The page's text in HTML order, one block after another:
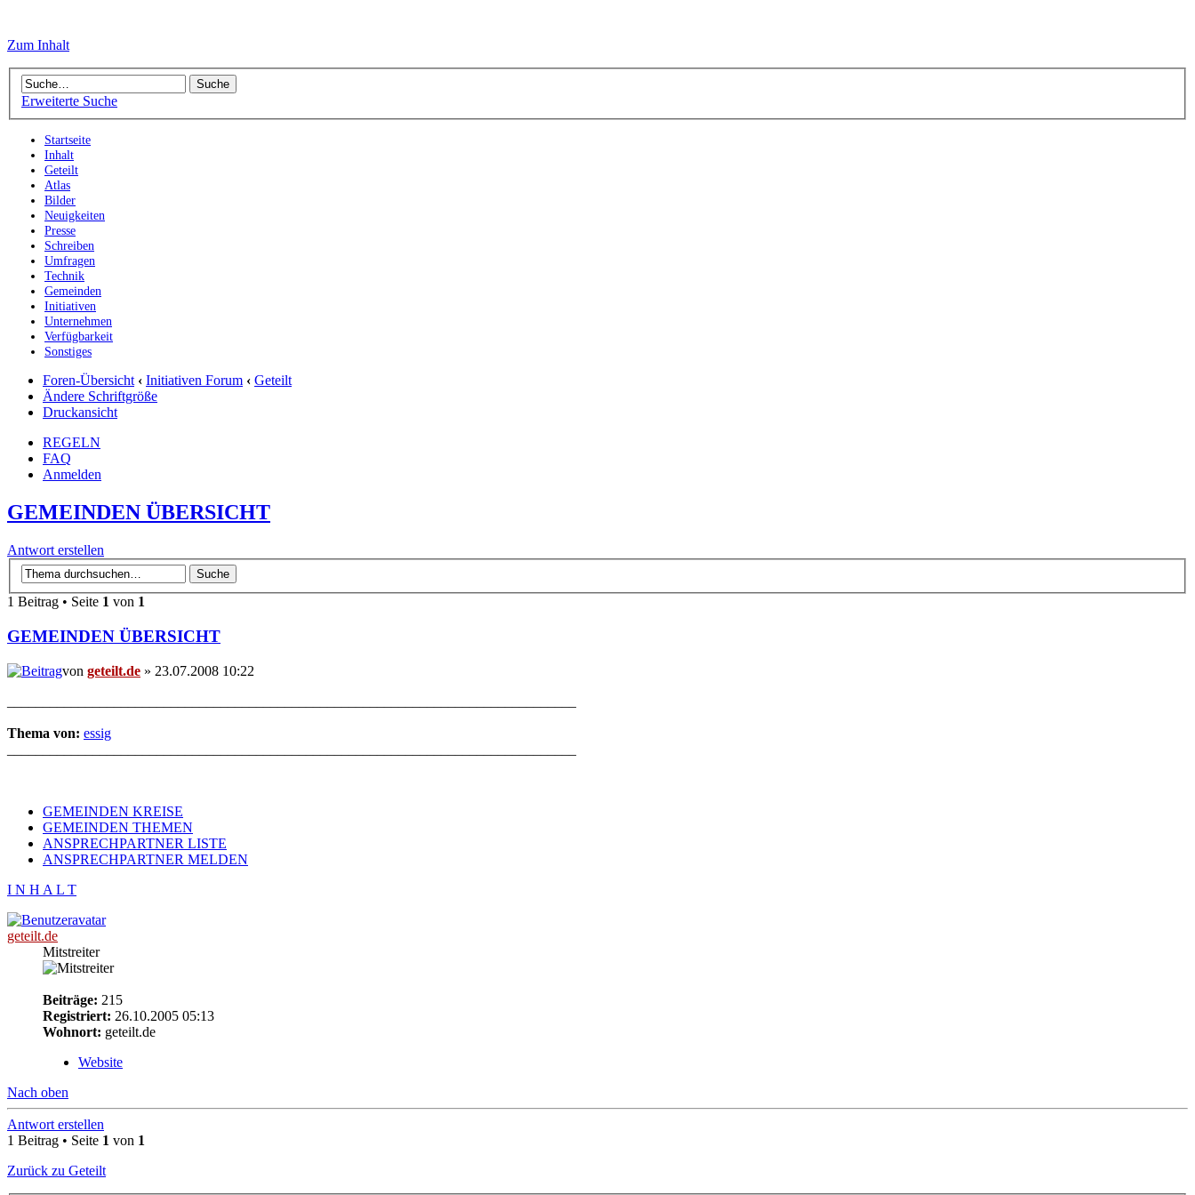
Zum Inhalt
Erweiterte Suche
Startseite
Inhalt
Geteilt
Atlas
Bilder
Neuigkeiten
Presse
Schreiben
Umfragen
Technik
Gemeinden
Initiativen
Unternehmen
Verfügbarkeit
Sonstiges
Foren-Übersicht ‹ Initiativen Forum ‹ Geteilt
Ändere Schriftgröße
Druckansicht
REGELN
FAQ
Anmelden
GEMEINDEN ÜBERSICHT
Antwort erstellen
1 Beitrag • Seite 1 von 1
GEMEINDEN ÜBERSICHT
von geteilt.de » 23.07.2008 10:22
Thema von: essig
GEMEINDEN KREISE
GEMEINDEN THEMEN
ANSPRECHPARTNER LISTE
ANSPRECHPARTNER MELDEN
I N H A L T
geteilt.de
Mitstreiter
Beiträge: 215
Registriert: 26.10.2005 05:13
Wohnort: geteilt.de
Website
Nach oben
Antwort erstellen
1 Beitrag • Seite 1 von 1
Zurück zu Geteilt